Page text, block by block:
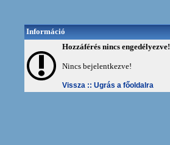
Információ
Hozzáférés nincs engedélyezve!
Nincs bejelentkezve!
Vissza :: Ugrás a főoldalra